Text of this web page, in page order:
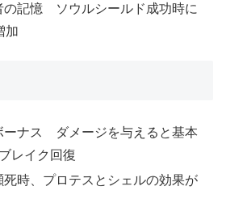
の記憶 ソウルシールド成功時に
加
ーナス ダメージを与えると基本
レイク回復
時、プロテスとシェルの効果が